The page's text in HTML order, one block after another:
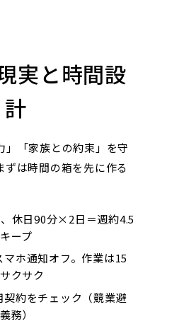
実と時間設
計
」「家族との約束」を守
ずは時間の箱を先に作る
休日90分×2日＝週約4.5
ープ
ホ通知オフ。作業は15
クサク
契約をチェック（競業避
務）